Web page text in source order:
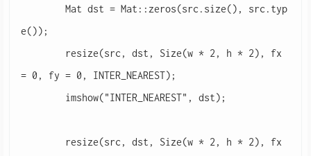
e());
= 0, fy = 0, INTER_NEAREST);